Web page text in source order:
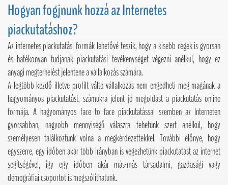
Hogyan fogjnunk hozzá az Internetes
piackutatáshoz?
Az internetes piackutatási formák lehetővé teszik, hogy a kisebb cégek is gyorsan
és hatékonyan tudjanak piackutatási tevékenységet végezni anélkül, hogy ez
anyagi megterhelést jelentene a vállalkozás számára.
A legtöbb kezdő illetve profilt váltó vállalkozás nem engedheti meg magának a
hagyományos piackutatást, számukra jelent jó megoldást a piackutatás online
formája. A hagyományos face to face piackutatással szemben az Interneten
gyorsabban, nagyobb mennyiségű válaszra tehetünk szert anélkül, hogy
személyesen találkoztunk volna a megkérdezettekkel. További előnye, hogy
egyszerre, egy időben akár több irányban is végezhetünk piackutatást az internet
segítségével, így egy időben akár más-más társadalmi, gazdasági vagy
demográfiai csoportot is megszólíthatunk.